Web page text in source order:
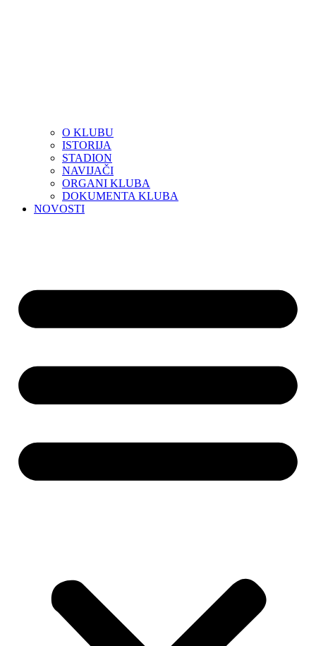
O KLUBU
ISTORIJA
STADION
NAVIJAČI
ORGANI KLUBA
DOKUMENTA KLUBA
NOVOSTI